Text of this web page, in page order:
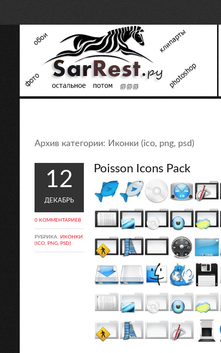
Архив категории: Иконки (ico, png, psd)
12
ДЕКАБРЬ
0 КОММЕНТАРИЕВ
РУБРИКА: ИКОНКИ
(ICO, PNG, PSD)
Poisson Icons Pack